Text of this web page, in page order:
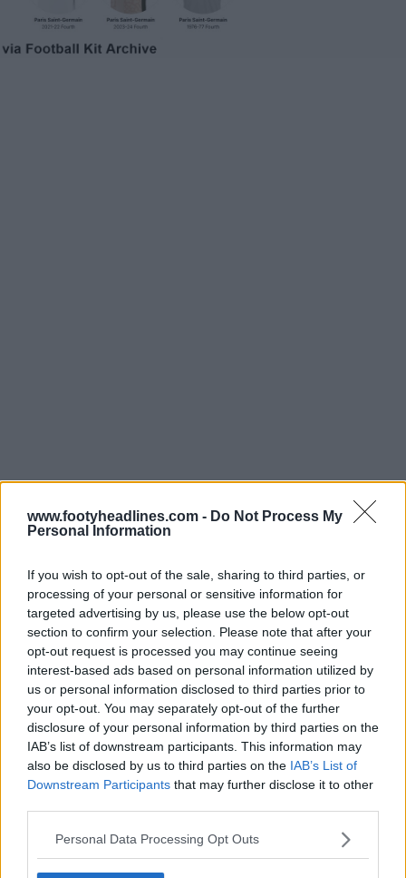
www.footyheadlines.com - Do Not Process My
Personal Information
If you wish to opt-out of the sale, sharing to third parties, or
processing of your personal or sensitive information for
targeted advertising by us, please use the below opt-out
section to confirm your selection. Please note that after your
opt-out request is processed you may continue seeing
interest-based ads based on personal information utilized by
us or personal information disclosed to third parties prior to
your opt-out. You may separately opt-out of the further
disclosure of your personal information by third parties on the
IAB’s list of downstream participants. This information may
also be disclosed by us to third parties on the IAB’s List of
Downstream Participants that may further disclose it to other
Personal Data Processing Opt Outs
del París SG en Football Kit Archive
La cuarta camiseta del París Saint-Germain para la
temporada 2026-27 se lanzará a principios de 2027.
¿Qué te parece que el PSG y Jordan recuperen las
alas para la cuarta camiseta del PSG 26-27? Cuéntanos
tu opinión en los comentarios debajo del artículo y
echa un vistazo al resumen de camisetas 26-27 para
más información sobre las camisetas de fútbol de la
temporada 26-27 .
Mostrar comentarios